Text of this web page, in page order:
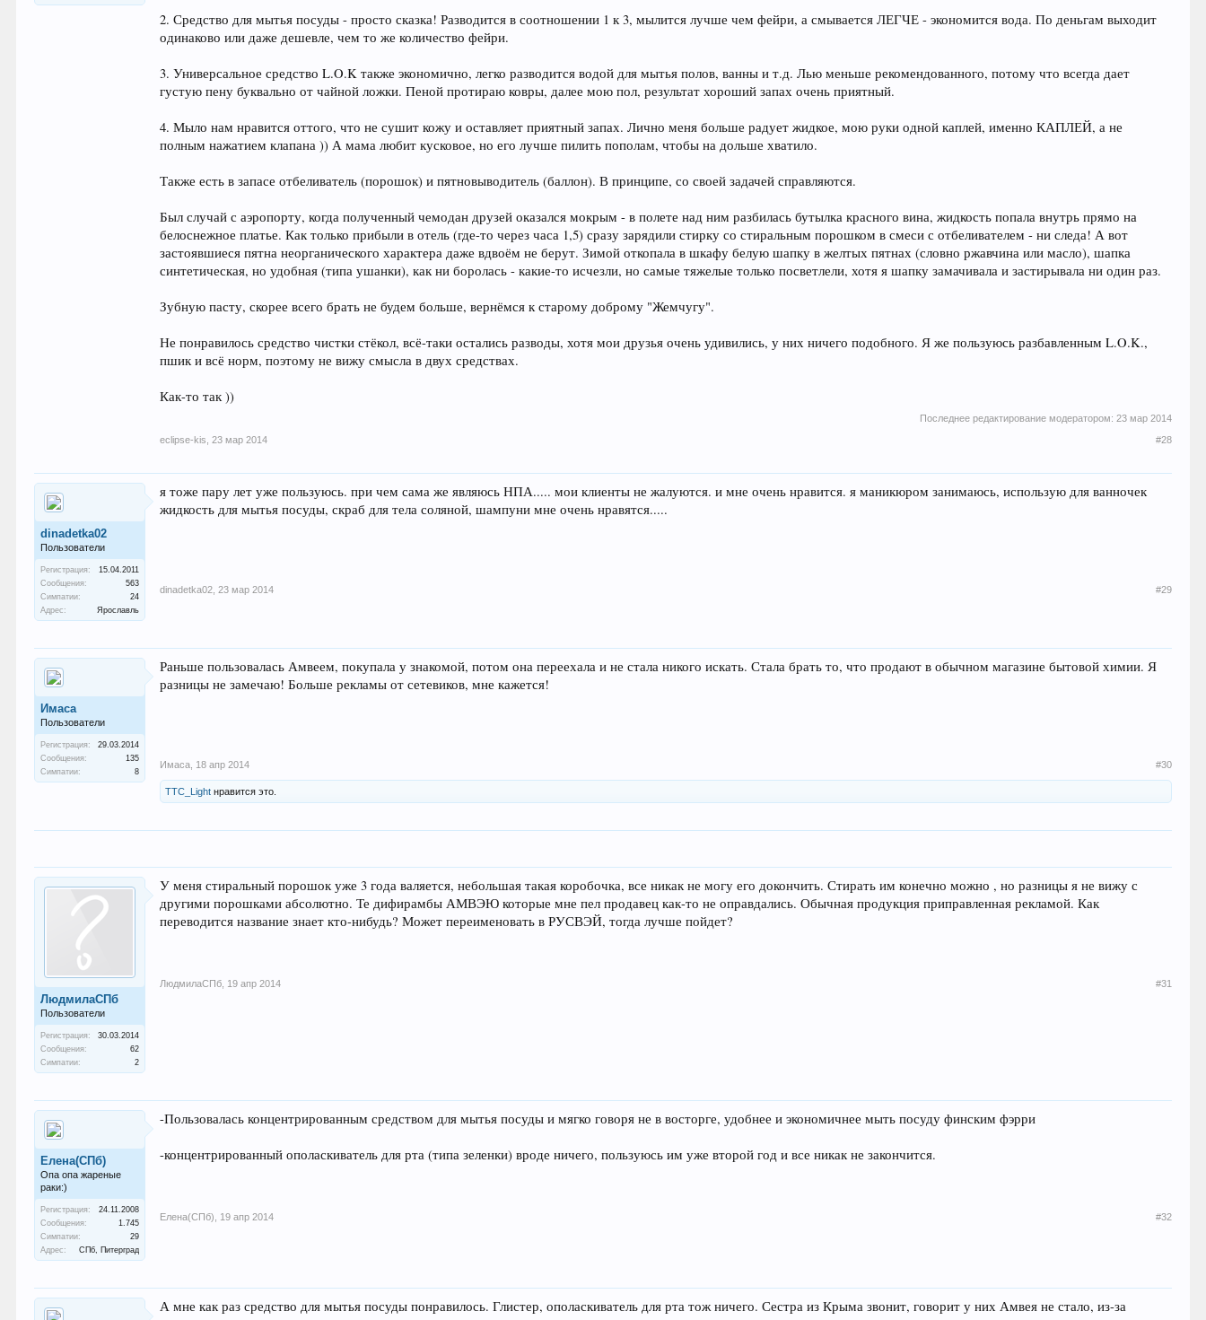
2. Средство для мытья посуды - просто сказка! Разводится в соотношении 1 к 3, мылится лучше чем фейри, а смывается ЛЕГЧЕ - экономится вода. По деньгам выходит
одинаково или даже дешевле, чем то же количество фейри.
3. Универсальное средство L.O.K также экономично, легко разводится водой для мытья полов, ванны и т.д. Лью меньше рекомендованного, потому что всегда дает
густую пену буквально от чайной ложки. Пеной протираю ковры, далее мою пол, результат хороший запах очень приятный.
4. Мыло нам нравится оттого, что не сушит кожу и оставляет приятный запах. Лично меня больше радует жидкое, мою руки одной каплей, именно КАПЛЕЙ, а не
полным нажатием клапана )) А мама любит кусковое, но его лучше пилить пополам, чтобы на дольше хватило.
Также есть в запасе отбеливатель (порошок) и пятновыводитель (баллон). В принципе, со своей задачей справляются.
Был случай с аэропорту, когда полученный чемодан друзей оказался мокрым - в полете над ним разбилась бутылка красного вина, жидкость попала внутрь прямо на
белоснежное платье. Как только прибыли в отель (где-то через часа 1,5) сразу зарядили стирку со стиральным порошком в смеси с отбеливателем - ни следа! А вот
застоявшиеся пятна неорганического характера даже вдвоём не берут. Зимой откопала в шкафу белую шапку в желтых пятнах (словно ржавчина или масло), шапка
синтетическая, но удобная (типа ушанки), как ни боролась - какие-то исчезли, но самые тяжелые только посветлели, хотя я шапку замачивала и застирывала ни один раз.
Зубную пасту, скорее всего брать не будем больше, вернёмся к старому доброму "Жемчугу".
Не понравилось средство чистки стёкол, всё-таки остались разводы, хотя мои друзья очень удивились, у них ничего подобного. Я же пользуюсь разбавленным L.O.K.,
пшик и всё норм, поэтому не вижу смысла в двух средствах.
Как-то так ))
Последнее редактирование модератором: 23 мар 2014
eclipse-kis
23 мар 2014 #28
dinadetka02
Пользователи
Регистрация:
15.04.2011
Сообщения:
563
Симпатии:
24
Адрес:
Ярославль
я тоже пару лет уже пользуюсь. при чем сама же являюсь НПА..... мои клиенты не жалуются. и мне очень нравится. я маникюром занимаюсь, использую для ванночек
жидкость для мытья посуды, скраб для тела соляной, шампуни мне очень нравятся.....
dinadetka02 23 мар 2014 #29
Имаса
Пользователи
Регистрация:
29.03.2014
Сообщения:
135
Симпатии:
8
Раньше пользовалась Амвеем, покупала у знакомой, потом она переехала и не стала никого искать. Стала брать то, что продают в обычном магазине бытовой химии. Я
разницы не замечаю! Больше рекламы от сетевиков, мне кажется!
Имаса 18 апр 2014 #30
TTC_Light нравится это.
ЛюдмилаСПб
Пользователи
Регистрация:
30.03.2014
Сообщения:
62
Симпатии:
2
У меня стиральный порошок уже 3 года валяется, небольшая такая коробочка, все никак не могу его докончить. Стирать им конечно можно , но разницы я не вижу с
другими порошками абсолютно. Те дифирамбы АМВЭЮ которые мне пел продавец как-то не оправдались. Обычная продукция приправленная рекламой. Как
переводится название знает кто-нибудь? Может переименовать в РУСВЭЙ, тогда лучше пойдет?
ЛюдмилаСПб 19 апр 2014 #31
Елена(СПб)
Опа опа жареные
раки:)
Регистрация:
24.11.2008
Сообщения:
1.745
Симпатии:
29
Адрес:
СПб, Питерград
-Пользовалась концентрированным средством для мытья посуды и мягко говоря не в восторге, удобнее и экономичнее мыть посуду финским фэрри
-концентрированный ополаскиватель для рта (типа зеленки) вроде ничего, пользуюсь им уже второй год и все никак не закончится.
Елена(СПб) 19 апр 2014 #32
А мне как раз средство для мытья посуды понравилось. Глистер, ополаскиватель для рта тож ничего. Сестра из Крыма звонит, говорит у них Амвея не стало, из-за